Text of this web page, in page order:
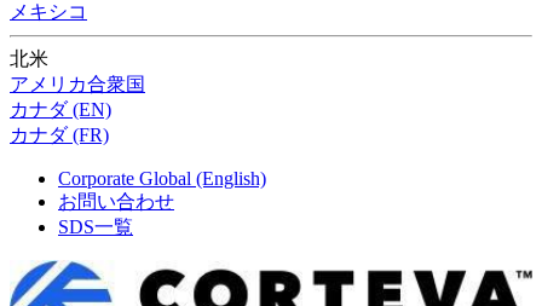
メキシコ
北米
アメリカ合衆国
カナダ (EN)
カナダ (FR)
Corporate Global (English)
お問い合わせ
SDS一覧